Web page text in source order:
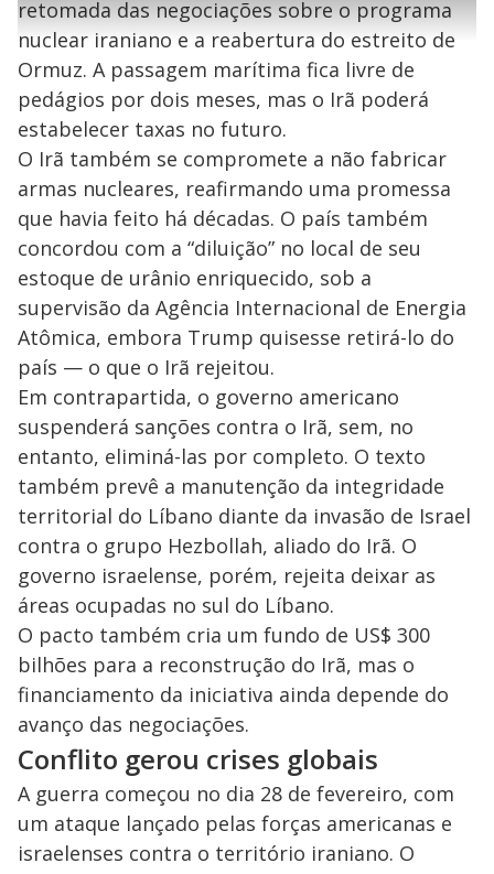
a
y
V
i
d
e
o
e
g
n
d
s
s
e
g
u
n
o
s
M
u
o
n
a
retomada das negociações sobre o programa
nuclear iraniano e a reabertura do estreito de
Ormuz. A passagem marítima fica livre de
pedágios por dois meses, mas o Irã poderá
estabelecer taxas no futuro.
O Irã também se compromete a não fabricar
armas nucleares, reafirmando uma promessa
que havia feito há décadas. O país também
concordou com a “diluição” no local de seu
estoque de urânio enriquecido, sob a
supervisão da Agência Internacional de Energia
Atômica, embora Trump quisesse retirá-lo do
país — o que o Irã rejeitou.
Em contrapartida, o governo americano
suspenderá sanções contra o Irã, sem, no
entanto, eliminá-las por completo. O texto
também prevê a manutenção da integridade
territorial do Líbano diante da invasão de Israel
contra o grupo Hezbollah, aliado do Irã. O
governo israelense, porém, rejeita deixar as
áreas ocupadas no sul do Líbano.
O pacto também cria um fundo de US$ 300
bilhões para a reconstrução do Irã, mas o
financiamento da iniciativa ainda depende do
avanço das negociações.
Conflito gerou crises globais
A guerra começou no dia 28 de fevereiro, com
um ataque lançado pelas forças americanas e
israelenses contra o território iraniano. O